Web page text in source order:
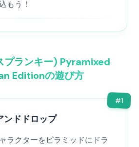
もう！
プランキー) Pyramixed
Editionの遊び方
#1
ンドドロップ
ラクターをピラミッドにドラ